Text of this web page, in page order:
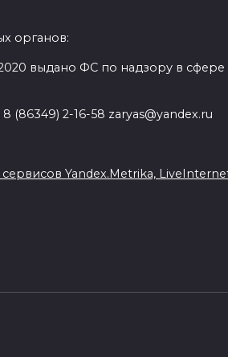
органов:
выдано ФС по надзору в
(86349) 2-16-58 zaryas@yandex.ru
Yandex.Metrika,